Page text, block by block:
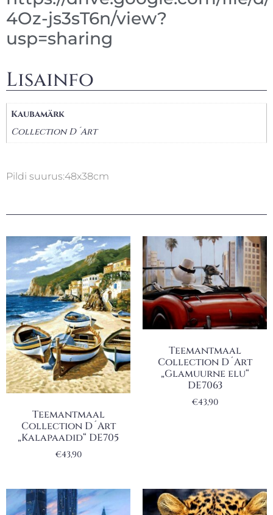
4Oz-js3sT6n/view?
usp=sharing
Lisainfo
Kaubamärk
Collection D´Art
Pildi suurus:48x38cm
Teemantmaal
Collection D´Art
„Kalapaadid“ DE705
€43,90
Teemantmaal
Collection D´Art
„Glamuurne elu“
DE7063
€43,90